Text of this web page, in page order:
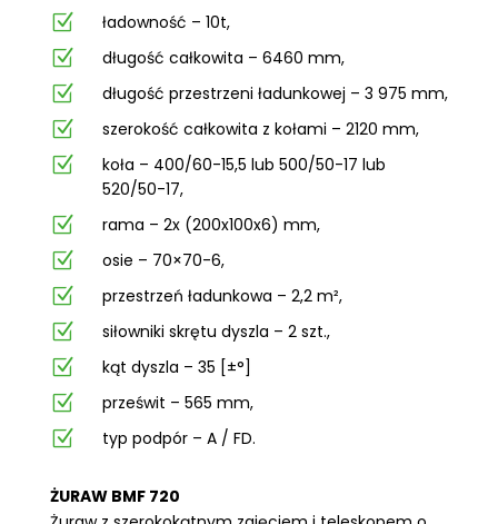
Z ładowność – 10t,
Z długość całkowita – 6460 mm,
Z długość przestrzeni ładunkowej – 3 975 mm,
Z szerokość całkowita z kołami – 2120 mm,
Z
koła – 400/60-15,5 lub 500/50-17 lub
520/50-17,
Z rama – 2x (200x100x6) mm,
Z osie – 70×70-6,
Z przestrzeń ładunkowa – 2,2 m²,
Z siłowniki skrętu dyszla – 2 szt.,
Z kąt dyszla – 35 [±°]
Z prześwit – 565 mm,
Z typ podpór – A / FD.
ŻURAW BMF 720